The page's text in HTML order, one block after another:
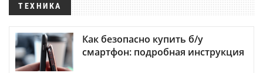
ТЕХНИКА
Как безопасно купить б/у
смартфон: подробная инструкция